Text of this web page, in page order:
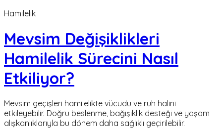
Hamilelik
Mevsim Değişiklikleri
Hamilelik Sürecini Nasıl
Etkiliyor?
Mevsim geçişleri hamilelikte vücudu ve ruh halini
etkileyebilir. Doğru beslenme, bağışıklık desteği ve yaşam
alışkanlıklarıyla bu dönem daha sağlıklı geçirilebilir.